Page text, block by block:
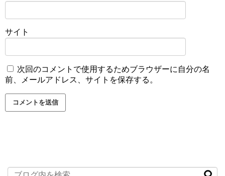
サイト
次回のコメントで使用するためブラウザーに自分の名
前、メールアドレス、サイトを保存する。